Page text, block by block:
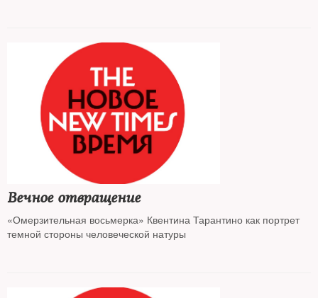
Вечное отвращение
«Омерзительная восьмерка» Квентина Тарантино как портрет
темной стороны человеческой натуры